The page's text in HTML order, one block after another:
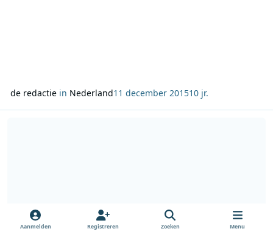
de redactiein Nederland11 december 201510 jr.
Aanmelden Registreren Zoeken Menu